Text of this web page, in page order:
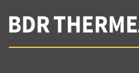
Вы соглашаетесь с
конфеденциальности